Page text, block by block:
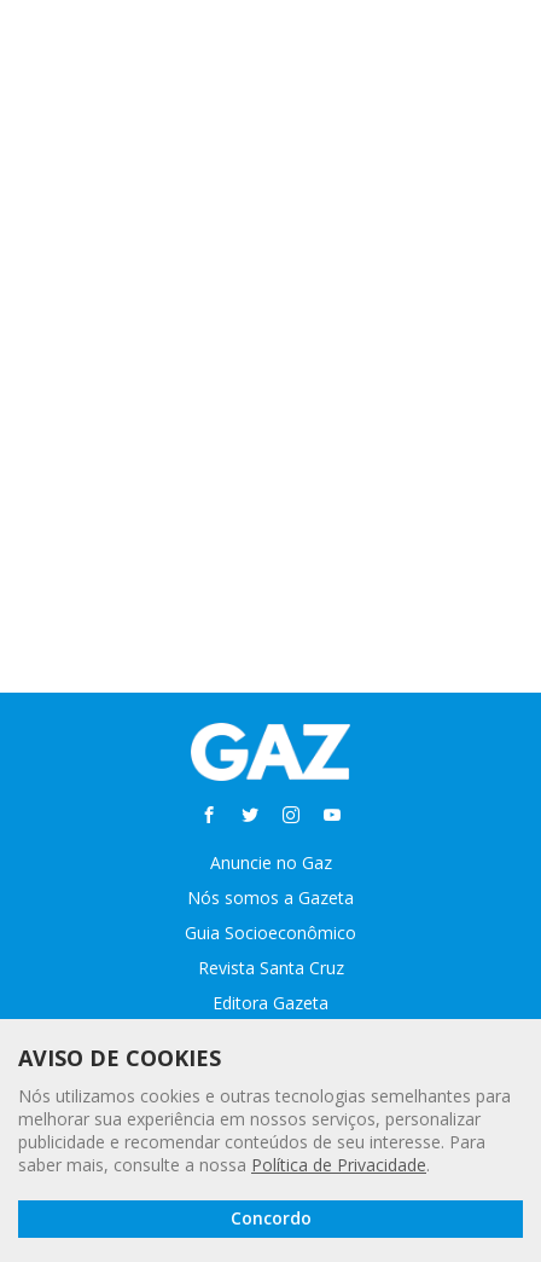
Leia a
Digital
Anuncie no Gaz
Nós somos a Gazeta
Guia Socioeconômico
Revista Santa Cruz
Editora Gazeta
Fale conosco
Webmail
Assinatura Premiada
Política Geral de Privacidade e Proteção
de Dados Pessoais
AVISO DE COOKIES
Nós utilizamos cookies e outras tecnologias semelhantes para
melhorar sua experiência em nossos serviços, personalizar
publicidade e recomendar conteúdos de seu interesse. Para
saber mais, consulte a nossa Política de Privacidade.
Concordo